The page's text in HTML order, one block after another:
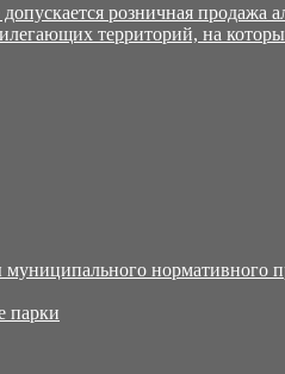
розничная продажа
территорий, на
нормативного
парки